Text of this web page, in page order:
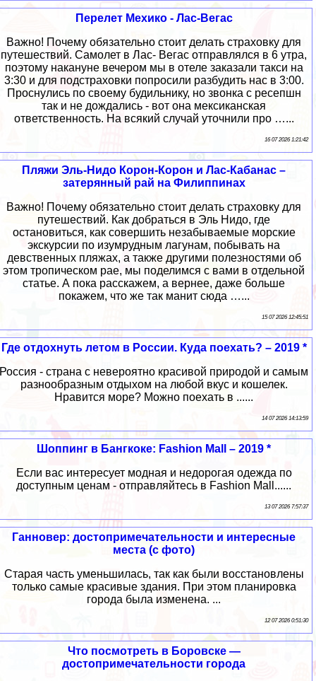
Перелет Мехико - Лас-Вегас
Важно! Почему обязательно стоит делать страховку для
путешествий. Самолет в Лас- Вегас отправлялся в 6 утра,
поэтому накануне вечером мы в отеле заказали такси на
3:30 и для подстраховки попросили разбудить нас в 3:00.
Проснулись по своему будильнику, но звонка с ресепшн
так и не дождались - вот она мексиканская
ответственность. На всякий случай уточнили про …...
16 07 2026 1:21:42
Пляжи Эль-Нидо Корон-Корон и Лас-Кабанас –
затерянный рай на Филиппинах
Важно! Почему обязательно стоит делать страховку для
путешествий. Как добраться в Эль Нидо, где
остановиться, как совершить незабываемые морские
экскурсии по изумрудным лагунам, побывать на
девственных пляжах, а также другими полезностями об
этом тропическом рае, мы поделимся с вами в отдельной
статье. А пока расскажем, а вернее, даже больше
покажем, что же так манит сюда …...
15 07 2026 12:45:51
Где отдохнуть летом в России. Куда поехать? – 2019 *
Россия - страна с невероятно красивой природой и самым
разнообразным отдыхом на любой вкус и кошелек.
Нравится море? Можно поехать в ......
14 07 2026 14:13:59
Шоппинг в Бангкоке: Fashion Mall – 2019 *
Если вас интересует модная и недорогая одежда по
доступным ценам - отправляйтесь в Fashion Mall......
13 07 2026 7:57:37
Ганновер: достопримечательности и интересные
места (с фото)
Старая часть уменьшилась, так как были восстановлены
только самые красивые здания. При этом планировка
города была изменена. ...
12 07 2026 0:51:30
Что посмотреть в Боровске —
достопримечательности города